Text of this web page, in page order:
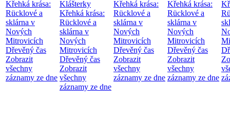
Křehká krása:
Rücklové a
sklárna v
Nových
Mitrovicích
Dřevěný čas
Zobrazit
všechny
záznamy ze dne
Klášterky
Křehká krása:
Rücklové a
sklárna v
Nových
Mitrovicích
Dřevěný čas
Zobrazit
všechny
záznamy ze dne
Křehká krása:
Rücklové a
sklárna v
Nových
Mitrovicích
Dřevěný čas
Zobrazit
všechny
záznamy ze dne
Křehká krása:
Rücklové a
sklárna v
Nových
Mitrovicích
Dřevěný čas
Zobrazit
všechny
záznamy ze dne